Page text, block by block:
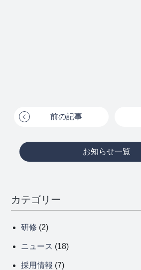
前の記事
お知らせ一覧
カテゴリー
研修 (2)
ニュース (18)
採用情報 (7)